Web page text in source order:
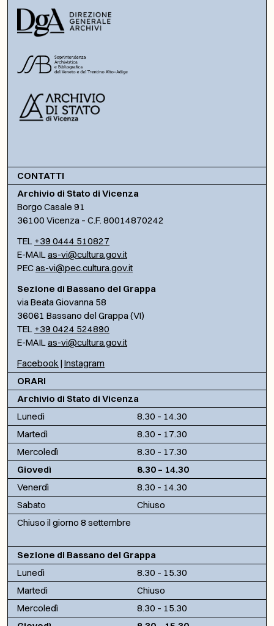
CONTATTI
Archivio di Stato di Vicenza
Borgo Casale 91
36100 Vicenza – C.F. 80014870242
TEL +39 0444 510827
E-MAILas-vi@cultura.gov.it
PECas-vi@pec.cultura.gov.it
Sezione di Bassano del Grappa
via Beata Giovanna 58
36061 Bassano del Grappa (VI)
TEL +39 0424 524890
E-MAILas-vi@cultura.gov.it
Facebook | Instagram
ORARI
Archivio di Stato di Vicenza
Lunedì
8.30 – 14.30
Martedì
8.30 – 17.30
Mercoledì
8.30 – 17.30
Giovedì
8.30 – 14.30
Venerdì
8.30 – 14.30
Sabato
Chiuso
Chiuso il giorno 8 settembre
Sezione di Bassano del Grappa
Lunedì
8.30 – 15.30
Martedì
Chiuso
Mercoledì
8.30 – 15.30